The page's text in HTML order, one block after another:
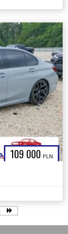
109 000 PLN